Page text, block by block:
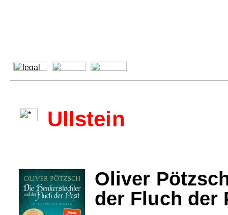
Ullstein
Oliver
der Fluch der